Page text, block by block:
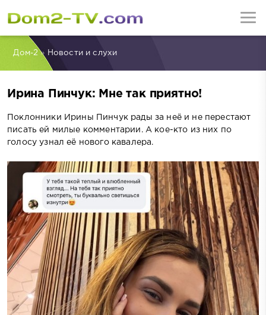
Дом-2» Новости и слухи
Ирина Пинчук: Мне так приятно!
Поклонники Ирины Пинчук рады за неё и не перестают
писать ей милые комментарии. А кое-кто из них по
голосу узнал её нового кавалера.